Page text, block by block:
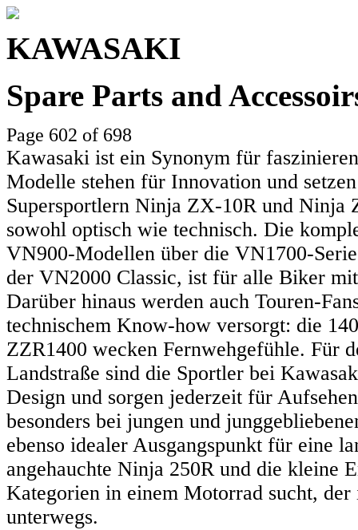
KAWASAKI
Spare Parts and
Page 602 of 698
Kawasaki ist ein Synonym für
Modelle stehen für Innovation und
Supersportlern Ninja ZX-10R und Ninja
sowohl optisch wie technisch. Die
VN900-Modellen über die VN1700-
der VN2000 Classic, ist für alle Biker
Darüber hinaus werden auch Touren-
technischem Know-how versorgt: die
ZZR1400 wecken Fernwehgefühle. Für
Landstraße sind die Sportler bei
Design und sorgen jederzeit für
besonders bei jungen und
ebenso idealer Ausgangspunkt für eine
angehauchte Ninja 250R und die kleine
Kategorien in einem Motorrad sucht,
unterwegs.